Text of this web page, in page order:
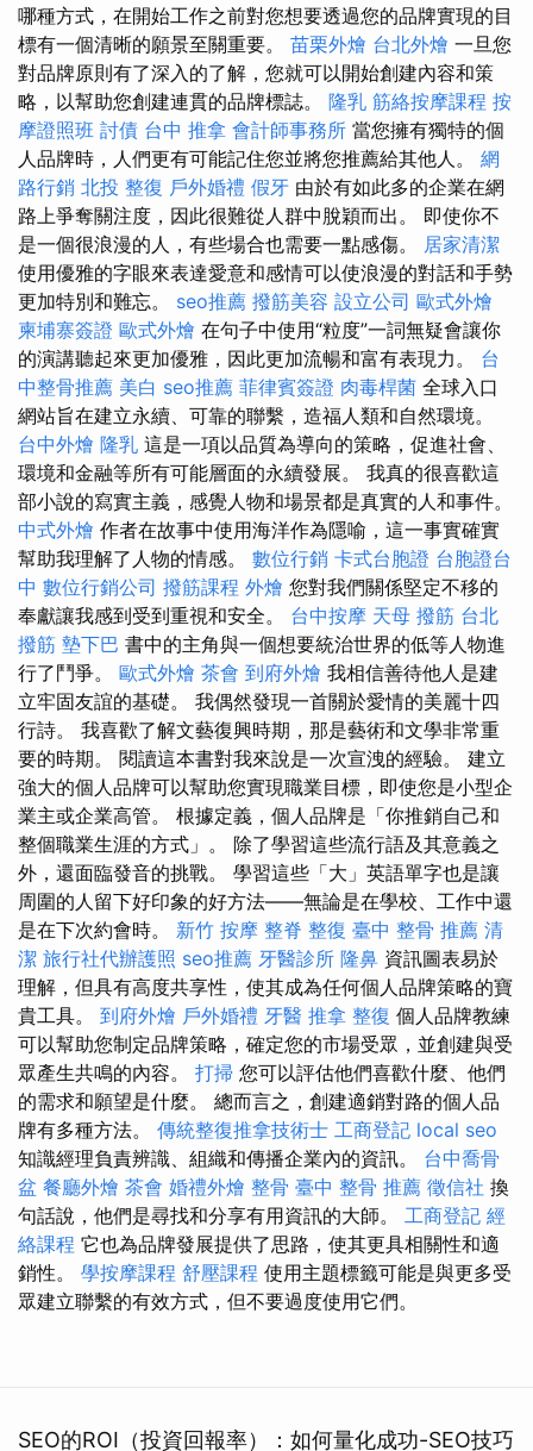
哪種方式，在開始工作之前對您想要透過您的品牌實現的目
標有一個清晰的願景至關重要。 苗栗外燴 台北外燴 一旦您
對品牌原則有了深入的了解，您就可以開始創建內容和策
略，以幫助您創建連貫的品牌標誌。 隆乳 筋絡按摩課程 按
摩證照班 討債 台中 推拿 會計師事務所 當您擁有獨特的個
人品牌時，人們更有可能記住您並將您推薦給其他人。 網
路行銷 北投 整復 戶外婚禮 假牙 由於有如此多的企業在網
路上爭奪關注度，因此很難從人群中脫穎而出。 即使你不
是一個很浪漫的人，有些場合也需要一點感傷。 居家清潔
使用優雅的字眼來表達愛意和感情可以使浪漫的對話和手勢
更加特別和難忘。 seo推薦 撥筋美容 設立公司 歐式外燴
柬埔寨簽證 歐式外燴 在句子中使用“粒度”一詞無疑會讓你
的演講聽起來更加優雅，因此更加流暢和富有表現力。 台
中整骨推薦 美白 seo推薦 菲律賓簽證 肉毒桿菌 全球入口
網站旨在建立永續、可靠的聯繫，造福人類和自然環境。
台中外燴 隆乳 這是一項以品質為導向的策略，促進社會、
環境和金融等所有可能層面的永續發展。 我真的很喜歡這
部小說的寫實主義，感覺人物和場景都是真實的人和事件。
中式外燴 作者在故事中使用海洋作為隱喻，這一事實確實
幫助我理解了人物的情感。 數位行銷 卡式台胞證 台胞證台
中 數位行銷公司 撥筋課程 外燴 您對我們關係堅定不移的
奉獻讓我感到受到重視和安全。 台中按摩 天母 撥筋 台北
撥筋 墊下巴 書中的主角與一個想要統治世界的低等人物進
行了鬥爭。 歐式外燴 茶會 到府外燴 我相信善待他人是建
立牢固友誼的基礎。 我偶然發現一首關於愛情的美麗十四
行詩。 我喜歡了解文藝復興時期，那是藝術和文學非常重
要的時期。 閱讀這本書對我來說是一次宣洩的經驗。 建立
強大的個人品牌可以幫助您實現職業目標，即使您是小型企
業主或企業高管。 根據定義，個人品牌是「你推銷自己和
整個職業生涯的方式」。 除了學習這些流行語及其意義之
外，還面臨發音的挑戰。 學習這些「大」英語單字也是讓
周圍的人留下好印象的好方法——無論是在學校、工作中還
是在下次約會時。 新竹 按摩 整脊 整復 臺中 整骨 推薦 清
潔 旅行社代辦護照 seo推薦 牙醫診所 隆鼻 資訊圖表易於
理解，但具有高度共享性，使其成為任何個人品牌策略的寶
貴工具。 到府外燴 戶外婚禮 牙醫 推拿 整復 個人品牌教練
可以幫助您制定品牌策略，確定您的市場受眾，並創建與受
眾產生共鳴的內容。 打掃 您可以評估他們喜歡什麼、他們
的需求和願望是什麼。 總而言之，創建適銷對路的個人品
牌有多種方法。 傳統整復推拿技術士 工商登記 local seo
知識經理負責辨識、組織和傳播企業內的資訊。 台中喬骨
盆 餐廳外燴 茶會 婚禮外燴 整骨 臺中 整骨 推薦 徵信社 換
句話說，他們是尋找和分享有用資訊的大師。 工商登記 經
絡課程 它也為品牌發展提供了思路，使其更具相關性和適
銷性。 學按摩課程 舒壓課程 使用主題標籤可能是與更多受
眾建立聯繫的有效方式，但不要過度使用它們。
SEO的ROI（投資回報率）：如何量化成功-SEO技巧